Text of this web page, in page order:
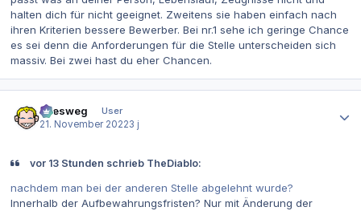
halten dich für nicht geeignet. Zweitens sie haben einfach nach
ihren Kriterien bessere Bewerber. Bei nr.1 sehe ich geringe Chance
es sei denn die Anforderungen für die Stelle unterscheiden sich
massiv. Bei zwei hast du eher Chancen.
allesweg
User
21. November 20223 j
vor 13 Stunden schrieb TheDiablo:
nachdem man bei der anderen Stelle abgelehnt wurde?
Innerhalb der Aufbewahrungsfristen? Nur mit Änderung der